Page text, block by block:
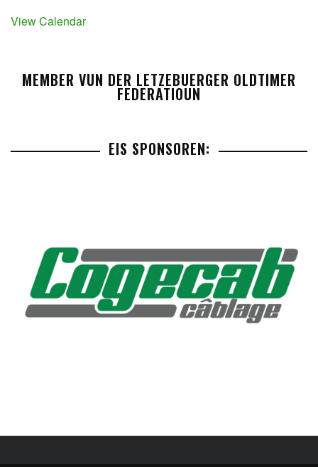
View Calendar
MEMBER VUN DER LETZEBUERGER OLDTIMER
FEDERATIOUN
EIS SPONSOREN: